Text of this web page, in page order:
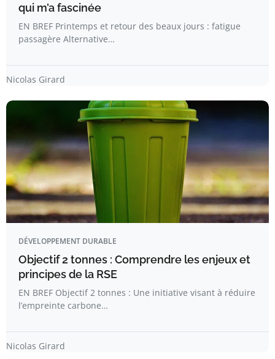
qui m’a fascinée
EN BREF Printemps et retour des beaux jours : fatigue
passagère Alternative…
Nicolas Girard
DÉVELOPPEMENT DURABLE
Objectif 2 tonnes : Comprendre les enjeux et
principes de la RSE
EN BREF Objectif 2 tonnes : Une initiative visant à réduire
l’empreinte carbone…
Nicolas Girard